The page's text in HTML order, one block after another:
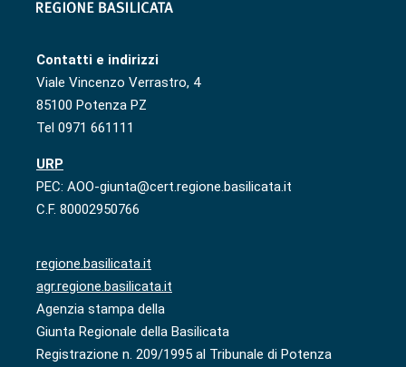
Contatti e indirizzi
Viale Vincenzo Verrastro, 4
85100 Potenza PZ
Tel 0971 661111
URP
PEC: AOO-giunta@cert.regione.basilicata.it
C.F. 80002950766
regione.basilicata.it
agr.regione.basilicata.it
Agenzia stampa della
Giunta Regionale della Basilicata
Registrazione n. 209/1995 al Tribunale di Potenza